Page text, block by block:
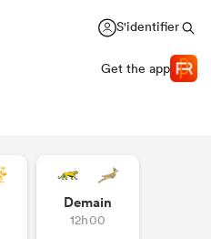
S'identifier
Get the app
Demain
12h00